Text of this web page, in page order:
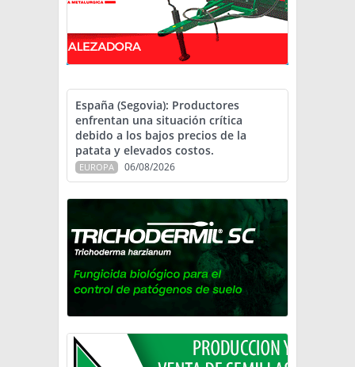
España (Segovia): Productores
enfrentan una situación crítica
debido a los bajos precios de la
patata y elevados costos.
EUROPA 06/08/2026